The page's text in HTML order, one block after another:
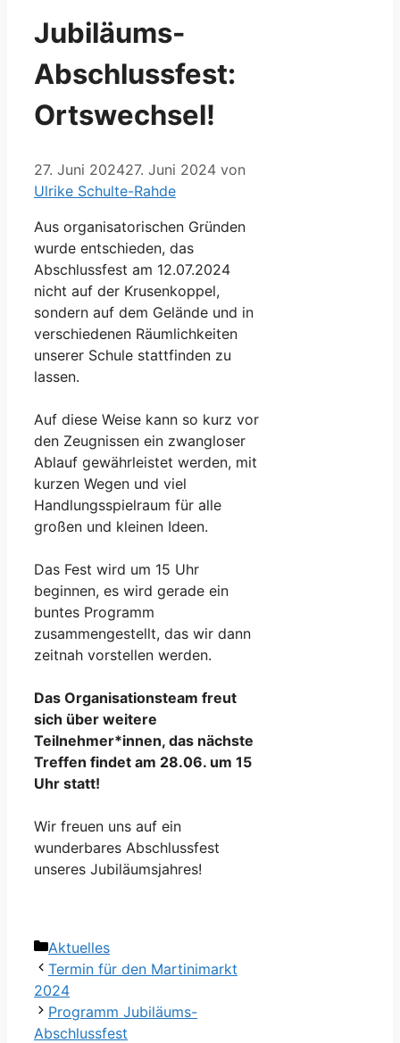
Jubiläums-
Abschlussfest:
Ortswechsel!
27. Juni 202427. Juni 2024 von
Ulrike Schulte-Rahde
Aus organisatorischen Gründen
wurde entschieden, das
Abschlussfest am 12.07.2024
nicht auf der Krusenkoppel,
sondern auf dem Gelände und in
verschiedenen Räumlichkeiten
unserer Schule stattfinden zu
lassen.
Auf diese Weise kann so kurz vor
den Zeugnissen ein zwangloser
Ablauf gewährleistet werden, mit
kurzen Wegen und viel
Handlungsspielraum für alle
großen und kleinen Ideen.
Das Fest wird um 15 Uhr
beginnen, es wird gerade ein
buntes Programm
zusammengestellt, das wir dann
zeitnah vorstellen werden.
Das Organisationsteam freut
sich über weitere
Teilnehmer*innen, das nächste
Treffen findet am 28.06. um 15
Uhr statt!
Wir freuen uns auf ein
wunderbares Abschlussfest
unseres Jubiläumsjahres!
Kategorien
Aktuelles
Termin für den Martinimarkt
2024
Programm Jubiläums-
Abschlussfest